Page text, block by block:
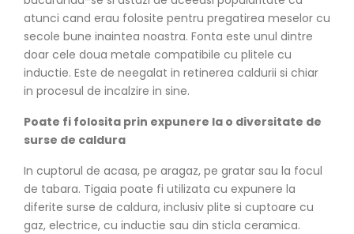
atunci cand erau folosite pentru pregatirea meselor cu
secole bune inaintea noastra. Fonta este unul dintre
doar cele doua metale compatibile cu plitele cu
inductie. Este de neegalat in retinerea caldurii si chiar
in procesul de incalzire in sine.
Poate fi folosita prin expunere la o diversitate de
surse de caldura
In cuptorul de acasa, pe aragaz, pe gratar sau la focul
de tabara. Tigaia poate fi utilizata cu expunere la
diferite surse de caldura, inclusiv plite si cuptoare cu
gaz, electrice, cu inductie sau din sticla ceramica.